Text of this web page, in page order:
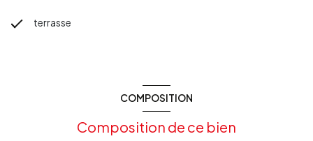
terrasse
COMPOSITION
Composition de ce bien